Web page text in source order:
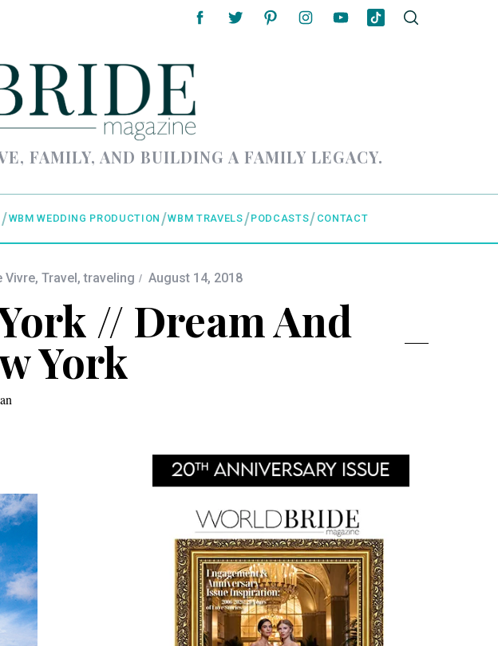
FAMILY, AND BUILDING A FAMILY LEGACY.
WBM WEDDING PRODUCTION WBM TRAVELS PODCASTS CONTACT
Vivre, Travel ,traveling August 14, 2018
// Dream And
York